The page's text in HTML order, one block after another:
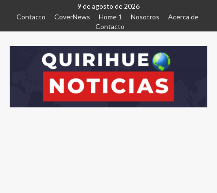
9 de agosto de 2026
Contacto
CoverNews Home 1 Nosotros
Acerca de
Contacto